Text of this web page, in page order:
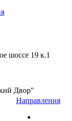
шоссе 19 к.1
Двор"
Направления